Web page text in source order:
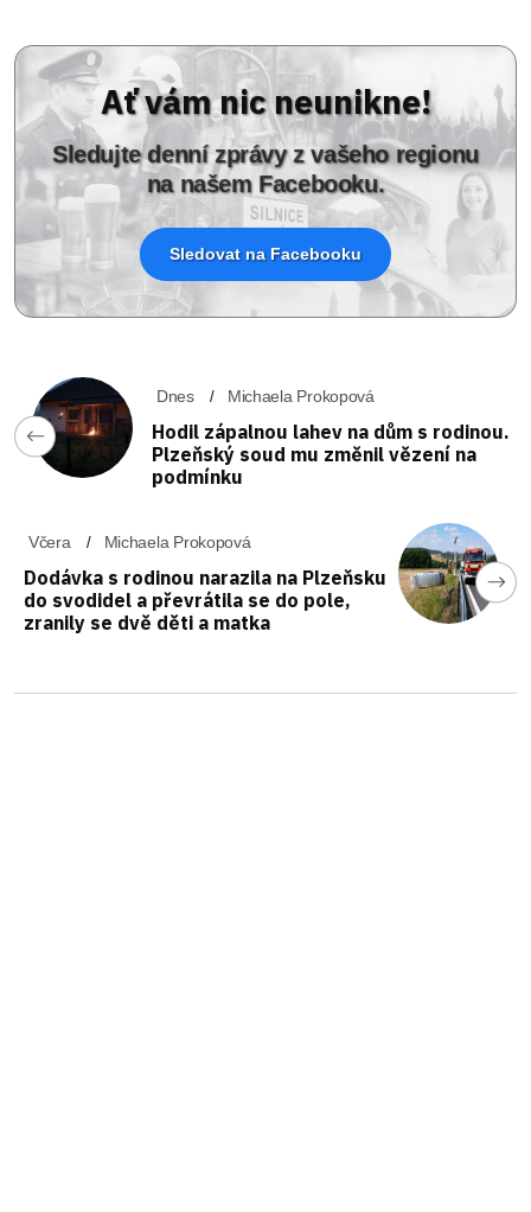
Ať vám nic neunikne!
Sledujte denní zprávy z vašeho regionu
na našem Facebooku.
Sledovat na Facebooku
Dnes Michaela Prokopová
Hodil zápalnou lahev na dům s rodinou.
Plzeňský soud mu změnil vězení na
podmínku
Včera Michaela Prokopová
Dodávka s rodinou narazila na Plzeňsku
do svodidel a převrátila se do pole,
zranily se dvě děti a matka